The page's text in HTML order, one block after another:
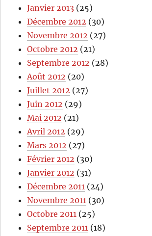
Janvier 2013 (25)
Décembre 2012 (30)
Novembre 2012 (27)
Octobre 2012 (21)
Septembre 2012 (28)
Août 2012 (20)
Juillet 2012 (27)
Juin 2012 (29)
Mai 2012 (21)
Avril 2012 (29)
Mars 2012 (27)
Février 2012 (30)
Janvier 2012 (31)
Décembre 2011 (24)
Novembre 2011 (30)
Octobre 2011 (25)
Septembre 2011 (18)